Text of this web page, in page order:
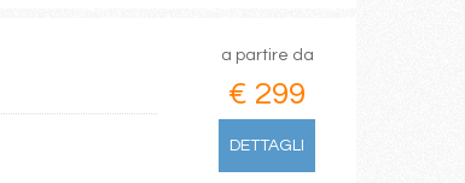
a partire da
€ 299
DETTAGLI